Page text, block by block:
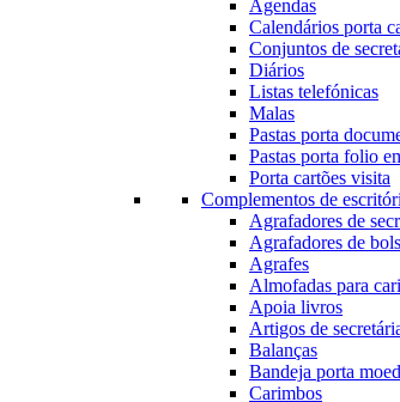
Agendas
Calendários porta
Conjuntos de
Diários
Listas telefónicas
Malas
Pastas porta
Pastas porta folio
Porta cartões visita
Complementos de
Agrafadores de
Agrafadores de
Agrafes
Almofadas para
Apoia livros
Artigos de
Balanças
Bandeja porta
Carimbos